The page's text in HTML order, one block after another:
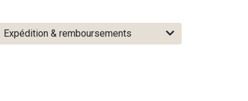
Expédition & remboursements